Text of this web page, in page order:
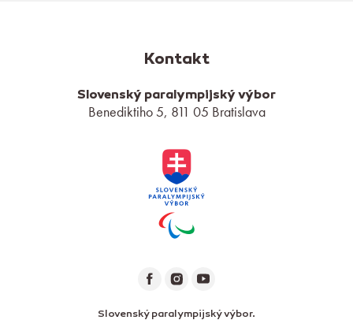
Kontakt
Slovenský paralympijský výbor
Benediktiho 5, 811 05 Bratislava
Slovenský paralympijský výbor.